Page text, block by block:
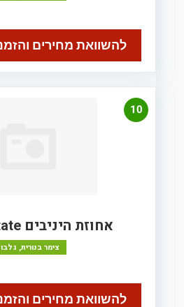
להשוואת מחירים
10
אחוזת היניבים Yaniv Estate
צימר בנורית,
להשוואת מחירים